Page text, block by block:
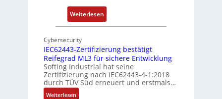
a
n
d
ü
b
e
r
P
o
s
t
i
o
n
Weiterlesen:
N
e
r
M
u
Cybersecurity
IEC62443-Zertifizierung bestätigt
Reifegrad ML3 für sichere Entwicklung
Softing Industrial hat seine
Zertifizierung nach IEC62443-4-1:2018
durch TÜV Süd erneuert und erstmals…
Weiterlesen: